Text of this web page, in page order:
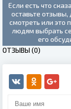
Если есть что
оставьте
смотреть или это
людям выбрать
его
ОТЗЫВЫ (0)